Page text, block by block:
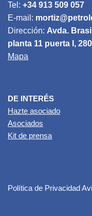
Tel: +34 913 509 057
E-mail:
Dirección: Avda.
planta 11 puerta I,
Mapa
DE INTERÉS
Hazte asociado
Asociados
Kit de prensa
Política de Privacidad